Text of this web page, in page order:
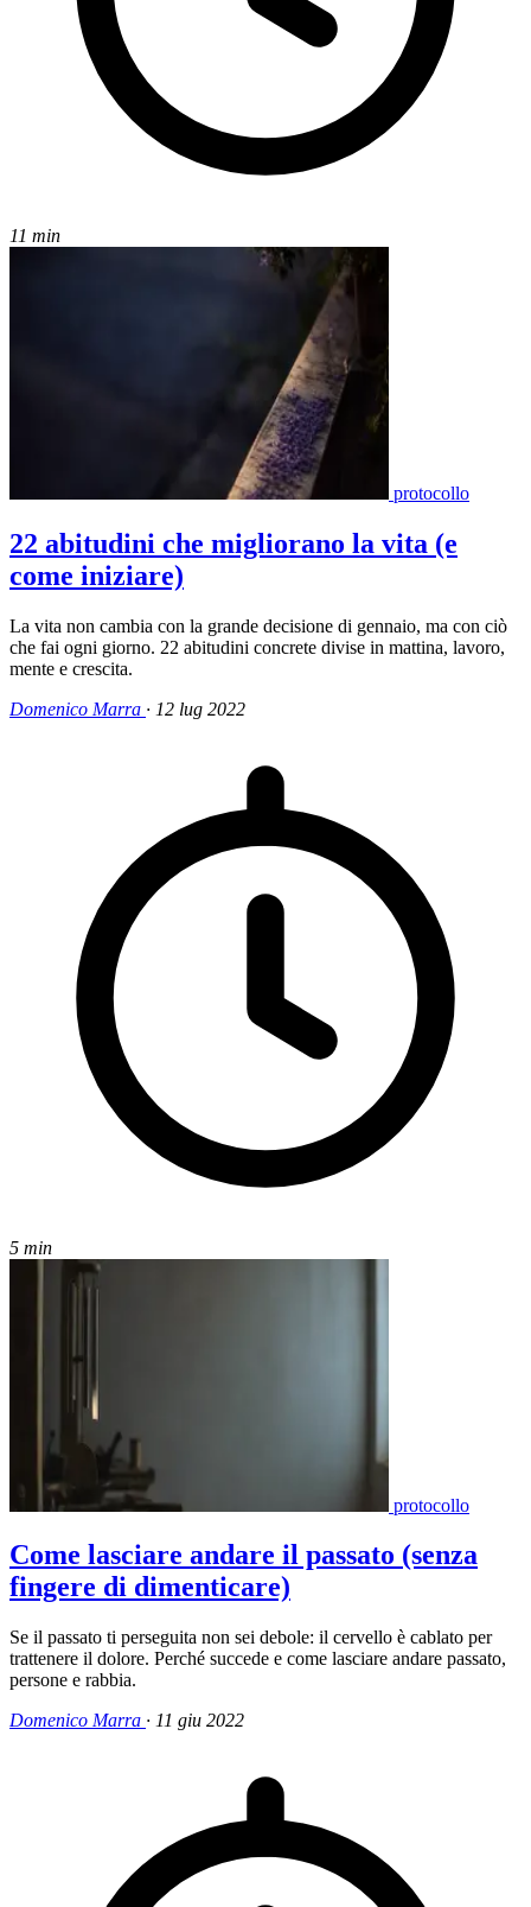
11 min
protocollo
22 abitudini che migliorano la vita (e
come iniziare)
La vita non cambia con la grande decisione di gennaio, ma con ciò
che fai ogni giorno. 22 abitudini concrete divise in mattina, lavoro,
mente e crescita.
Domenico Marra · 12 lug 2022
5 min
protocollo
Come lasciare andare il passato (senza
fingere di dimenticare)
Se il passato ti perseguita non sei debole: il cervello è cablato per
trattenere il dolore. Perché succede e come lasciare andare passato,
persone e rabbia.
Domenico Marra · 11 giu 2022